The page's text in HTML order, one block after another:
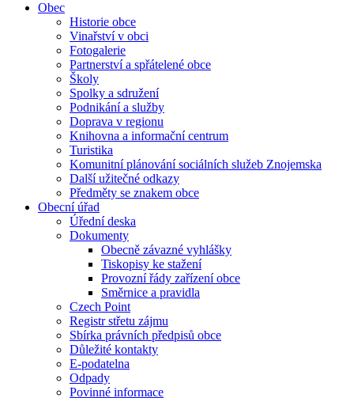
Obec
Historie obce
Vinařství v obci
Fotogalerie
Partnerství a spřátelené obce
Školy
Spolky a sdružení
Podnikání a služby
Doprava v regionu
Knihovna a informační centrum
Turistika
Komunitní plánování sociálních služeb Znojemska
Další užitečné odkazy
Předměty se znakem obce
Obecní úřad
Úřední deska
Dokumenty
Obecně závazné vyhlášky
Tiskopisy ke stažení
Provozní řády zařízení obce
Směrnice a pravidla
Czech Point
Registr střetu zájmu
Sbírka právních předpisů obce
Důležité kontakty
E-podatelna
Odpady
Povinné informace